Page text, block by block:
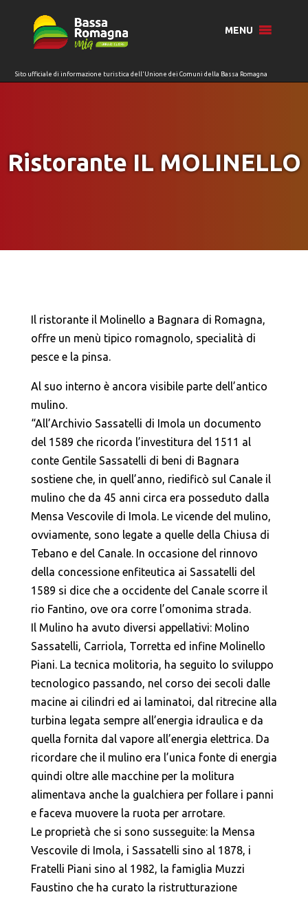
MENU
Ristorante IL MOLINELLO
Il ristorante il Molinello a Bagnara di Romagna,
offre un menù tipico romagnolo, specialità di
pesce e la pinsa.
Al suo interno è ancora visibile parte dell’antico
mulino.
“All’Archivio Sassatelli di Imola un documento
del 1589 che ricorda l’investitura del 1511 al
conte Gentile Sassatelli di beni di Bagnara
sostiene che, in quell’anno, riedificò sul Canale il
mulino che da 45 anni circa era posseduto dalla
Mensa Vescovile di Imola. Le vicende del mulino,
ovviamente, sono legate a quelle della Chiusa di
Tebano e del Canale. In occasione del rinnovo
della concessione enfiteutica ai Sassatelli del
1589 si dice che a occidente del Canale scorre il
rio Fantino, ove ora corre l’omonima strada.
Il Mulino ha avuto diversi appellativi: Molino
Sassatelli, Carriola, Torretta ed infine Molinello
Piani. La tecnica molitoria, ha seguito lo sviluppo
tecnologico passando, nel corso dei secoli dalle
macine ai cilindri ed ai laminatoi, dal ritrecine alla
turbina legata sempre all’energia idraulica e da
quella fornita dal vapore all’energia elettrica. Da
ricordare che il mulino era l’unica fonte di energia
quindi oltre alle macchine per la molitura
alimentava anche la gualchiera per follare i panni
e faceva muovere la ruota per arrotare.
Le proprietà che si sono susseguite: la Mensa
Vescovile di Imola, i Sassatelli sino al 1878, i
Fratelli Piani sino al 1982, la famiglia Muzzi
Faustino che ha curato la ristrutturazione